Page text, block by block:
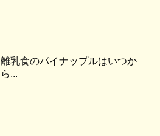
離乳食のパイナップルはいつか
ら...